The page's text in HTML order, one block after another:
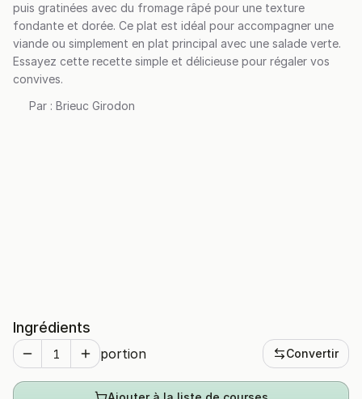
puis gratinées avec du fromage râpé pour une texture
fondante et dorée. Ce plat est idéal pour accompagner une
viande ou simplement en plat principal avec une salade verte.
Essayez cette recette simple et délicieuse pour régaler vos
convives.
Par : Brieuc Girodon
Ingrédients
portion Convertir